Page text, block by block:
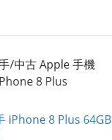
/中古 Apple 手機
8 Plus